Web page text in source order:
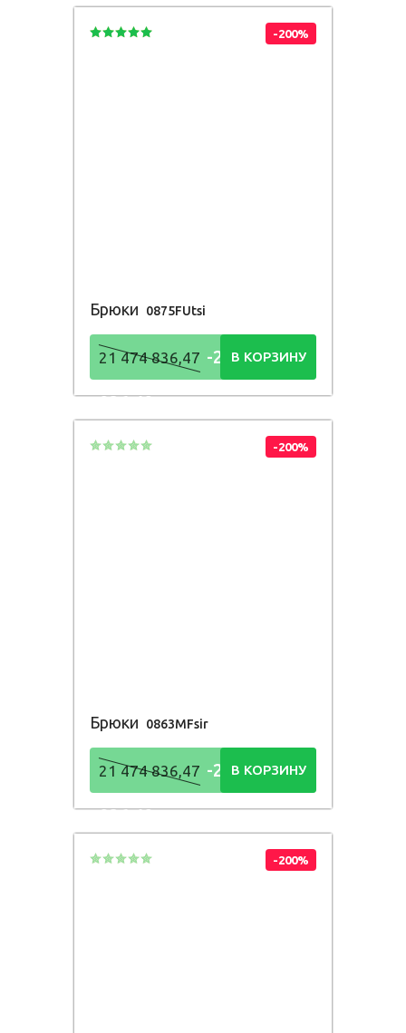
-200%
Брюки 0875FUtsi
21 474 836,47 -21 474
836,48Р
В КОРЗИНУ
-200%
Брюки 0863MFsir
21 474 836,47 -21 474
836,48Р
В КОРЗИНУ
-200%